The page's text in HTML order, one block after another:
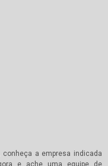
, conheça a empresa indicada
e ache uma equipe de